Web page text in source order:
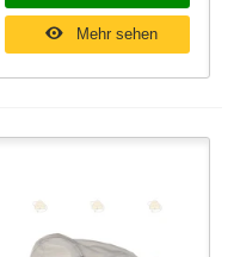
Mehr sehen